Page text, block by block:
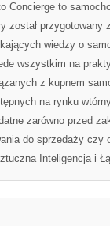
Concierge to
został przygotowany
wiedzy o
wszystkim na
z kupnem
na rynku
zarówno przed
do sprzedaży czy
Inteligencja i